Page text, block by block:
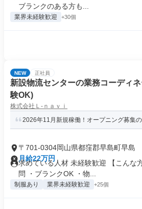
ブランクのある方も...
業界未経験歓迎 +30個
NEW 正社員
新設物流センターの業務コーディ
験OK)
株式会社Ｌ‐ｎａｖｉ
2026年11月新規稼働！オープニング募集
〒701-0304岡山県都窪郡早島町早島
月給22万円
求めている人材 未経験歓迎 【こんな
問 ・ブランクOK ・物...
制服あり 業界未経験歓迎 +25個